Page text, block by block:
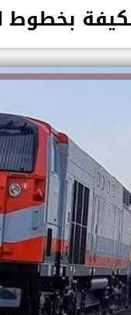
بخطوط
السيسي بعيد ميلاده وتُشيد بجهوده
في بناء الدولة